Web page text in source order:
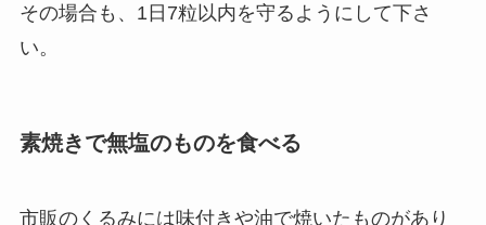
その場合も、1日7粒以内を守るようにして下さ
い。
素焼きで無塩のものを食べる
市販のくるみには味付きや油で焼いたものがあり